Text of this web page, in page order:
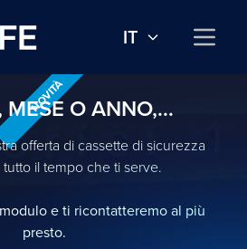
IT
MESE O ANNO,...
offerta di cassette di sicurezza
il tempo che ti serve.
e ti ricontatteremo al più
presto.
NOVITÀ